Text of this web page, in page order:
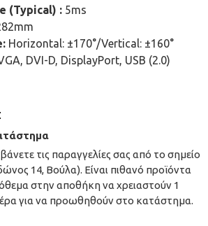
(Typical) : 5ms
Horizontal: ±170°/Vertical: ±160°
DVI-D, DisplayPort, USB (2.0)
τις παραγγελίες σας από το σημείο
14, Βούλα). Είναι πιθανό προϊόντα
στην αποθήκη να χρειαστούν 1
για να προωθηθούν στο κατάστημα.